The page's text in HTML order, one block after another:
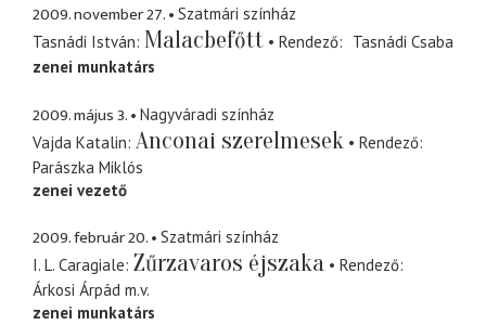
2009. november 27.
Szatmári színház
Tasnádi István Malacbefőtt Rendező
Tasnádi Csaba
zenei munkatárs
2009. május 3.
Nagyváradi színház
Vajda Katalin Anconai szerelmesek
Rendező
Parászka Miklós
zenei vezető
2009. február 20.
Szatmári színház
I. L. Caragiale Zűrzavaros éjszaka
Rendező
Árkosi Árpád m.v.
zenei munkatárs